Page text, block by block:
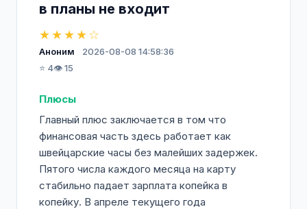
в планы не входит
★★★★☆
Аноним
2026-08-08 14:58:36
⭐ 4👁️ 15
Плюсы
Главный плюс заключается в том что
финансовая часть здесь работает как
швейцарские часы без малейших задержек.
Пятого числа каждого месяца на карту
стабильно падает зарплата копейка в
копейку. В апреле текущего года